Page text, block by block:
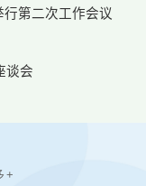
第二次工作会议
谈会
+